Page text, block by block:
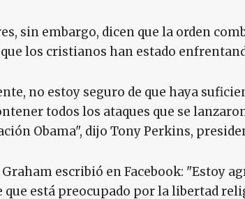
sin embargo, dicen que la orden
los cristianos han estado
no estoy seguro de que haya
todos los ataques que se
Obama", dijo Tony Perkins,
escribió en Facebook: "Estoy
que está preocupado por la libertad